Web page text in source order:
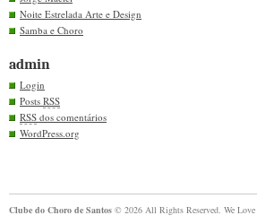
Noite Estrelada Arte e Design
Samba e Choro
admin
Login
Posts RSS
RSS dos comentários
WordPress.org
Clube do Choro de Santos © 2026 All Rights Reserved. We Love